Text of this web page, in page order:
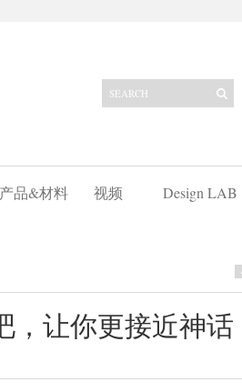
产品&材料 视频 Design LAB
，让你更接近神话